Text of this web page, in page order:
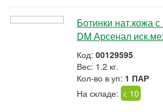
Ботинки нат.кожа
DM Арсенал
Код: 00129595
Вес: 1.2 кг.
Кол-во в уп: 1 ПАР
На складе: < 10